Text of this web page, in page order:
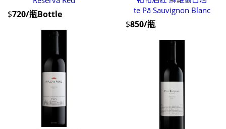
$720/瓶Bottle
te Pā Sauvignon Blanc
$850/瓶